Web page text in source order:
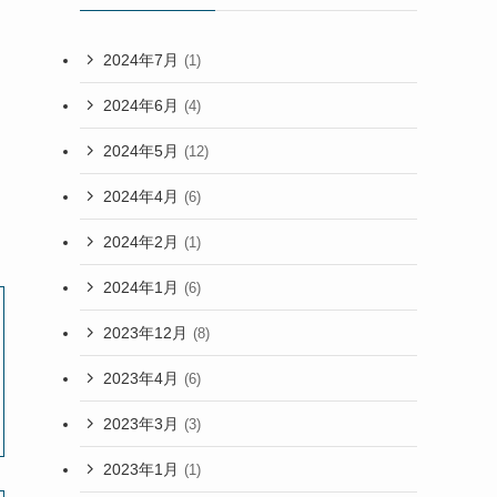
2024年7月 (1)
2024年6月 (4)
2024年5月 (12)
2024年4月 (6)
2024年2月 (1)
2024年1月 (6)
2023年12月 (8)
2023年4月 (6)
2023年3月 (3)
2023年1月 (1)